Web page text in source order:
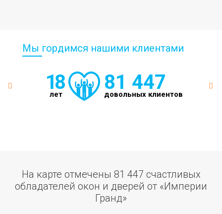
Мы гордимся нашими клиентами
18
лет
81 447
довольных клиентов
На карте отмечены 81 447 счастливых
обладателей окон и дверей от «Империи
Гранд»